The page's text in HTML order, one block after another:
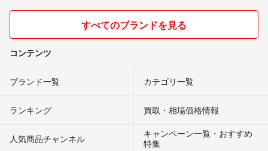
すべてのブランドを見る
コンテンツ
ブランド一覧 カテゴリ一覧
ランキング 買取・相場価格情報
人気商品チャンネル
キャンペーン一覧・おすすめ
特集